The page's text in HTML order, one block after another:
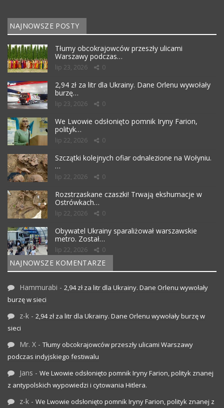
NAJNOWSZE POSTY
Tłumy obcokrajowców przeszły ulicami
Warszawy podczas…
lip 23, 2026 0
2,94 zł za litr dla Ukrainy. Dane Orlenu wywołały
burzę…
lip 23, 2026 0
We Lwowie odsłonięto pomnik Iryny Farion,
polityk…
lip 22, 2026 0
Szczątki kolejnych ofiar odnalezione na Wołyniu.
…
lip 22, 2026 0
Rozstrzaskane czaszki! Trwają ekshumacje w
Ostrówkach…
lip 22, 2026 0
Obywatel Ukrainy sparaliżował warszawskie
metro. Został…
lip 22, 2026 0
NAJNOWSZE KOMENTARZE
Hammurabi - 2,94 zł za litr dla Ukrainy. Dane Orlenu wywołały
burzę w sieci
z-k - 2,94 zł za litr dla Ukrainy. Dane Orlenu wywołały burzę w
sieci
Mr. X - Tłumy obcokrajowców przeszły ulicami Warszawy
podczas indyjskiego festiwalu
Jans - We Lwowie odsłonięto pomnik Iryny Farion, polityk znanej
z antypolskich wypowiedzi i cytowania Hitlera.
z-k - We Lwowie odsłonięto pomnik Iryny Farion, polityk znanej z